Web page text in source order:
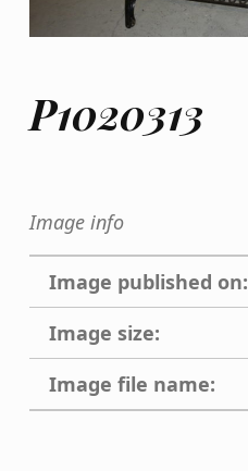
P1020313
Image info
Image published on:
Image size:
Image file name: